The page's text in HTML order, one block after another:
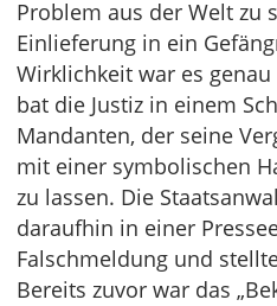
Problem aus der Welt zu
Einlieferung in ein
Wirklichkeit war es
bat die Justiz in einem
Mandanten, der seine
mit einer symbolischen
zu lassen. Die
daraufhin in einer
Falschmeldung und
Bereits zuvor war das